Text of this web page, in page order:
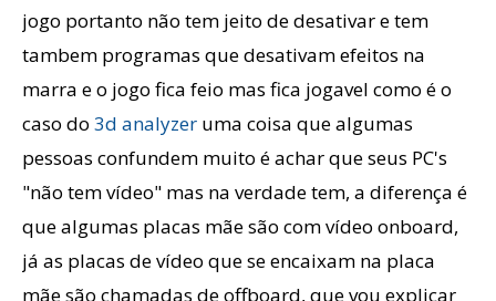
jogo portanto não tem jeito de desativar e tem
tambem programas que desativam efeitos na
marra e o jogo fica feio mas fica jogavel como é o
caso do 3d analyzer uma coisa que algumas
pessoas confundem muito é achar que seus PC's
"não tem vídeo" mas na verdade tem, a diferença é
que algumas placas mãe são com vídeo onboard,
já as placas de vídeo que se encaixam na placa
mãe são chamadas de offboard, que vou explicar